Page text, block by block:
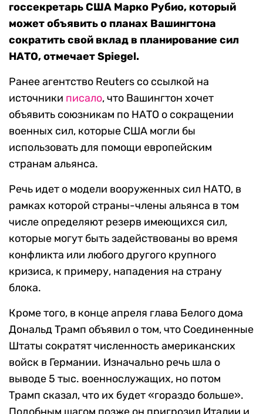
госсекретарь США Марко Рубио, который
может объявить о планах Вашингтона
сократить свой вклад в планирование сил
НАТО, отмечает Spiegel.
Ранее агентство Reuters со ссылкой на
источники писало, что Вашингтон хочет
объявить союзникам по НАТО о сокращении
военных сил, которые США могли бы
использовать для помощи европейским
странам альянса.
Речь идет о модели вооруженных сил НАТО, в
рамках которой страны-члены альянса в том
числе определяют резерв имеющихся сил,
которые могут быть задействованы во время
конфликта или любого другого крупного
кризиса, к примеру, нападения на страну
блока.
Кроме того, в конце апреля глава Белого дома
Дональд Трамп объявил о том, что Соединенные
Штаты сократят численность американских
войск в Германии. Изначально речь шла о
выводе 5 тыс. военнослужащих, но потом
Трамп сказал, что их будет «гораздо больше».